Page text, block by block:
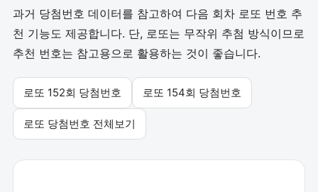
과거 당첨번호 데이터를 참고하여 다음 회차 로또 번호 추
천 기능도 제공합니다. 단, 로또는 무작위 추첨 방식이므로
추천 번호는 참고용으로 활용하는 것이 좋습니다.
로또 152회 당첨번호 로또 154회 당첨번호
로또 당첨번호 전체보기